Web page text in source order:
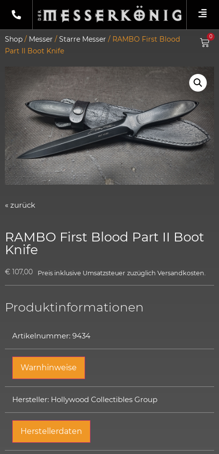
0
Shop / Messer / Starre Messer / RAMBO First Blood
Part II Boot Knife
« zurück
RAMBO First Blood Part II Boot
Knife
€ 107,00 Preis inklusive Umsatzsteuer zuzüglich Versandkosten.
Produktinformationen
Artikelnummer: 9434
Warnhinweise
Hersteller: Hollywood Collectibles Group
Herstellerdaten